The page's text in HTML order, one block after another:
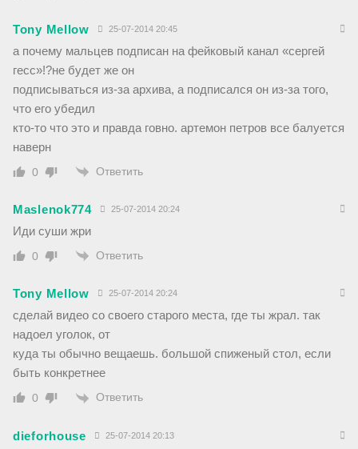
Tony Mellow 25-07-2014 20:45
а почему мальцев подписан на фейковый канал «сергей
гесс»!?не будет же он
подписываться из-за архива, а подписался он из-за того,
что его убедил
кто-то что это и правда говно. артемон петров все балуется
наверн
0 Ответить
Maslenok774 25-07-2014 20:24
Иди суши жри
0 Ответить
Tony Mellow 25-07-2014 20:24
сделай видео со своего старого места, где ты жрал. так
надоел уголок, от
куда ты обычно вещаешь. большой спиженый стол, если
быть конкретнее
0 Ответить
dieforhouse 25-07-2014 20:13